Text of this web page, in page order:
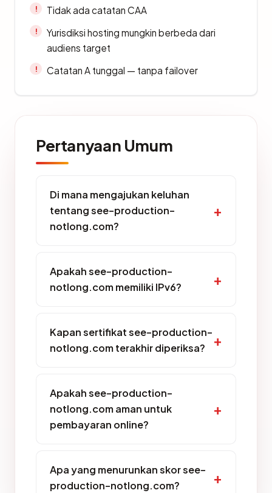
Tidak ada catatan CAA
Yurisdiksi hosting mungkin berbeda dari
audiens target
Catatan A tunggal — tanpa failover
Pertanyaan Umum
Di mana mengajukan keluhan
tentang see-production-
notlong.com?
Apakah see-production-
notlong.com memiliki IPv6?
Kapan sertifikat see-production-
notlong.com terakhir diperiksa?
Apakah see-production-
notlong.com aman untuk
pembayaran online?
Apa yang menurunkan skor see-
production-notlong.com?